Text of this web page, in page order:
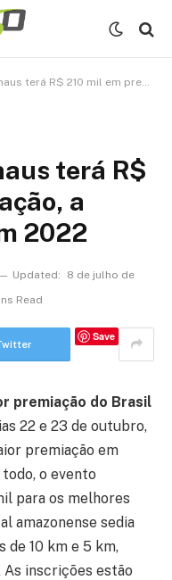
mil em premiação, a maior do Brasil em 2022
terá R$
a
2022
Updated:
8 de julho de
Read
Save
premiação do Brasil
22 e 23 de outubro,
premiação em
o evento
para os melhores
amazonense sedia
de 10 km e 5 km,
inscrições estão